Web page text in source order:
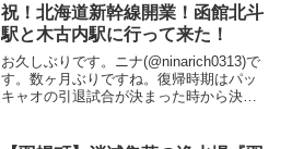
現在は6800人程。今日はそんな夕張市の
『自動車学校...
祝！北海道新幹線開業！函館北斗
駅と木古内駅に行って来た！
お久しぶりです。ニナ(@ninarich0313)で
す。数ヶ月ぶりですね。復帰時期はパッ
キャオの引退試合が決まった時から決め